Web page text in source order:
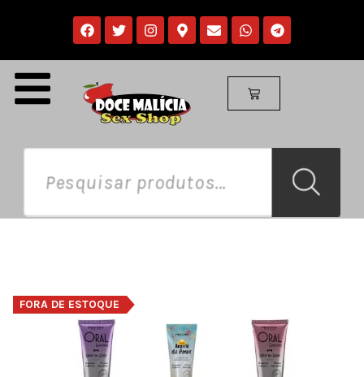
FORA DE ESTOQUE